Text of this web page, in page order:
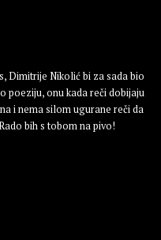
Dimitrije Nikolić bi za sada bio
poeziju, onu kada reči dobijaju
i nema silom ugurane reči da
bih s tobom na pivo!